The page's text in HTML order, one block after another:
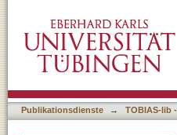
Using Fictional
Publikationsdienste → TOBIAS-lib